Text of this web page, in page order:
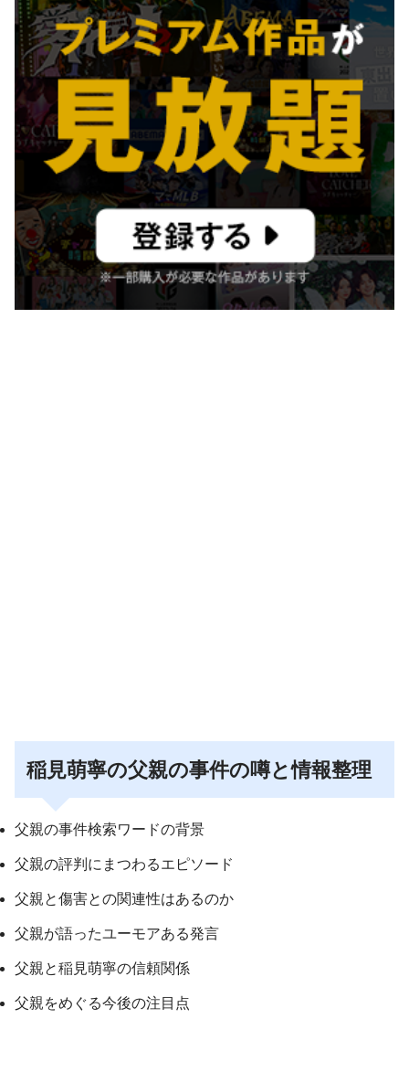
稲見萌寧の父親の事件の噂と情報整理
父親の事件検索ワードの背景
父親の評判にまつわるエピソード
父親と傷害との関連性はあるのか
父親が語ったユーモアある発言
父親と稲見萌寧の信頼関係
父親をめぐる今後の注目点